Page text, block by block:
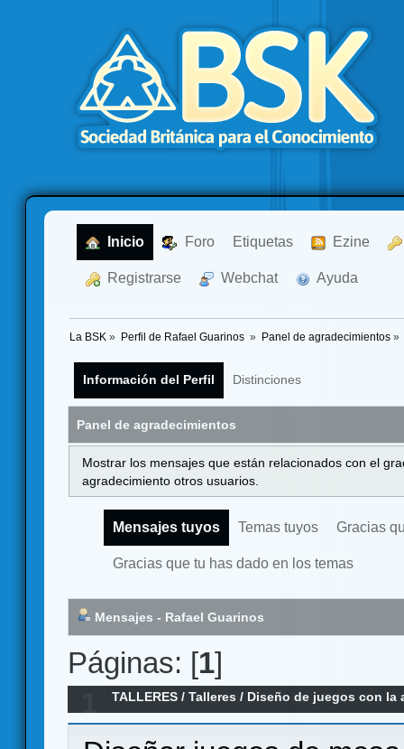
Inicio Foro Etiquetas Ezine
Registrarse Webchat Ayuda
La BSK » Perfil de Rafael Guarinos » Panel de agradecimientos»
Información del Perfil Distinciones
Panel de agradecimientos
Mostrar los mensajes que están relacionados con el
agradecimiento otros usuarios.
Mensajes tuyos Temas tuyos Gracias
Gracias que tu has dado en los temas
Mensajes - Rafael Guarinos
Páginas: [1]
TALLERES /Talleres / Diseño de juegos con la